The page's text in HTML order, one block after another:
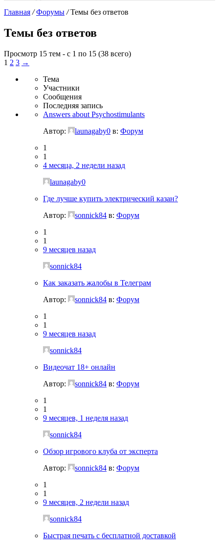
Главная / Форумы / Темы без ответов
Темы без ответов
Просмотр 15 тем - с 1 по 15 (38 всего)
1 2 3 →
Тема
Участники
Сообщения
Последняя запись
Answers about Psychostimulants
Автор:
launagaby0 в: Форум
1
1
4 месяца, 2 недели назад
launagaby0
Где лучше купить электрический казан?
Автор:
sonnick84 в: Форум
1
1
9 месяцев назад
sonnick84
Как заказать жалобы в Телеграм
Автор:
sonnick84 в: Форум
1
1
9 месяцев назад
sonnick84
Видеочат 18+ онлайн
Автор:
sonnick84 в: Форум
1
1
9 месяцев, 1 неделя назад
sonnick84
Обзор игрового клуба от эксперта
Автор:
sonnick84 в: Форум
1
1
9 месяцев, 2 недели назад
sonnick84
Быстрая печать с бесплатной доставкой